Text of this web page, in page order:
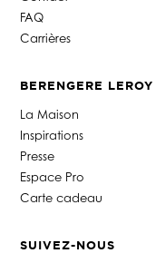
FAQ
Carrières
BERENGERE LEROY
La Maison
Inspirations
Presse
Espace Pro
Carte cadeau
SUIVEZ-NOUS